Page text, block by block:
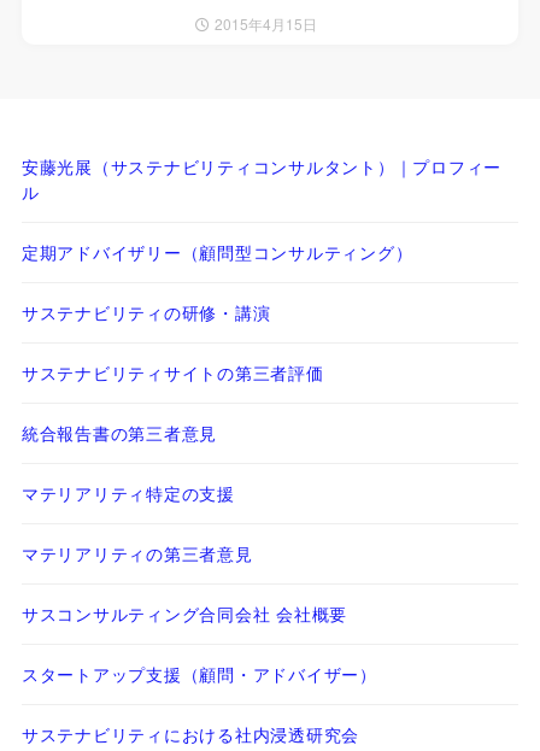
2015年4月15日
安藤光展（サステナビリティコンサルタント）｜プロフィー
ル
定期アドバイザリー（顧問型コンサルティング）
サステナビリティの研修・講演
サステナビリティサイトの第三者評価
統合報告書の第三者意見
マテリアリティ特定の支援
マテリアリティの第三者意見
サスコンサルティング合同会社 会社概要
スタートアップ支援（顧問・アドバイザー）
サステナビリティにおける社内浸透研究会